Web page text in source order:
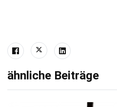
ähnliche Beiträge